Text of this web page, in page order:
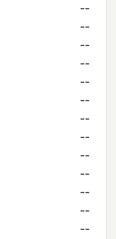
--
--
--
--
--
--
--
--
--
--
--
--
--